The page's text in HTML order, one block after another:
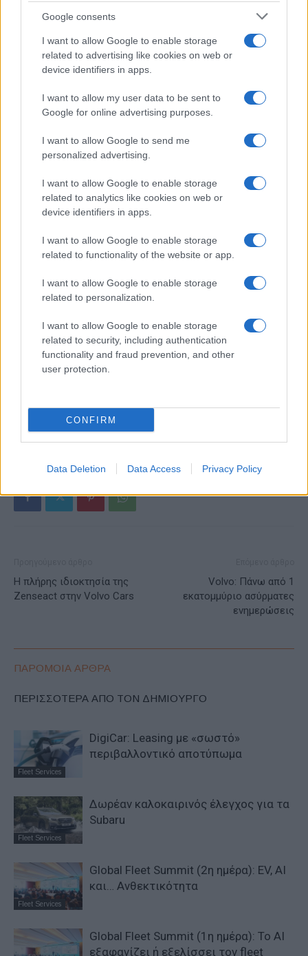
Google consents
I want to allow Google to enable storage
related to advertising like cookies on web or
device identifiers in apps.
I want to allow my user data to be sent to
Google for online advertising purposes.
I want to allow Google to send me
personalized advertising.
I want to allow Google to enable storage
related to analytics like cookies on web or
device identifiers in apps.
I want to allow Google to enable storage
related to functionality of the website or app.
I want to allow Google to enable storage
related to personalization.
I want to allow Google to enable storage
related to security, including authentication
functionality and fraud prevention, and other
user protection.
CONFIRM
Data Deletion Data Access Privacy Policy
από 18.990 ευρώ
συνεχίζουν μαζί: Ανανέωση
της συνεργασίας τους μέχρι
το 2028
18η συνεχόμενη χρονιά για τον ΟΤΕ στη διεθνή σειρά
δεικτών FTSE4Good
Alpha Bank: Για πρώτη φορά το Αρχαίο Θέατρο Επιδαύρου
Κανονισμός Υποδομής Εναλλακτικών Καυσίμων
Η πλήρης ιδιοκτησία της
Zenseact στην Volvo Cars
Volvo: Πάνω από 1
εκατομμύριο ασύρματες
ενημερώσεις
ΠΑΡΟΜΟΙΑ ΑΡΘΡΑ
ΠΕΡΙΣΣΟΤΕΡΑ ΑΠΟ ΤΟΝ ΔΗΜΙΟΥΡΓΟ
Fleet Services
DigiCar: Leasing με «σωστό»
περιβαλλοντικό αποτύπωμα
Fleet Services
Δωρέαν καλοκαιρινός έλεγχος για τα
Subaru
Fleet Services
Global Fleet Summit (2η ημέρα): EV, AI
και… Ανθεκτικότητα
Global Fleet Summit (1η ημέρα): Το ΑΙ
εξαφανίζει ή εξελίσσει τον fleet